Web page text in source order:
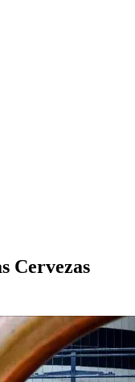
Cervezas